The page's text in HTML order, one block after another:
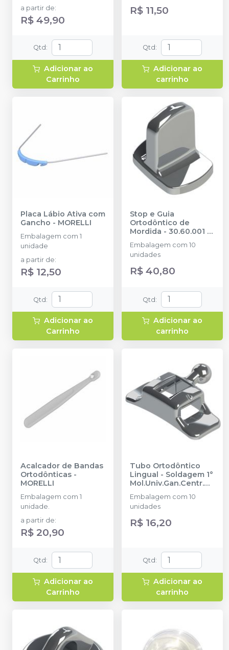
a partir de:
R$ 49,90
Qtd :
Adicionar ao
Carrinho
R$ 11,50
Qtd :
Adicionar ao
carrinho
Placa Lábio Ativa com
Gancho - MORELLI
Embalagem com 1
unidade
a partir de:
R$ 12,50
Qtd:
Adicionar ao
Carrinho
Stop e Guia
Ortodôntico de
Mordida - 30.60.001 -
MORELLI
Embalagem com 10
unidades
R$ 40,80
Qtd:
Adicionar ao
carrinho
Acalcador de Bandas
Ortodônticas -
MORELLI
Embalagem com 1
unidade.
a partir de:
R$ 20,90
Qtd :
Adicionar ao
Carrinho
Tubo Ortodôntico
Lingual - Soldagem 1°
Mol.Univ.Gan.Centr.
2x.036'' - 20.61.206
MORELLI
Embalagem com 10
unidades
R$ 16,20
Qtd :
Adicionar ao
carrinho